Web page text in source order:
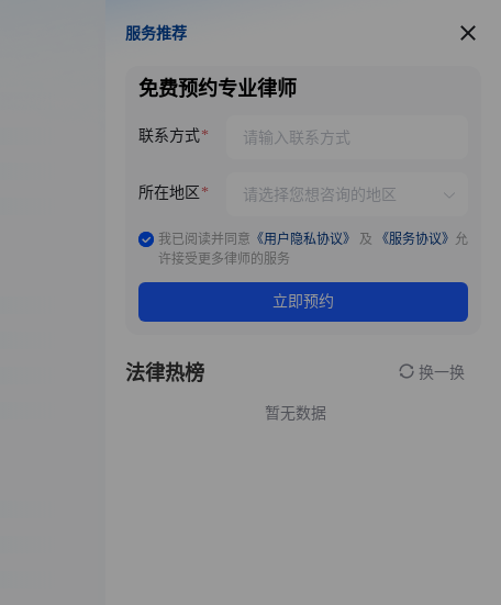
服务推荐
服务推荐
免费预约专业律师
联系方式
所在地区
我已阅读并同意 《用户隐私协议》 及 《服务协议》 允
许接受更多律师的服务
立即预约
法律热榜 换一换
暂无数据